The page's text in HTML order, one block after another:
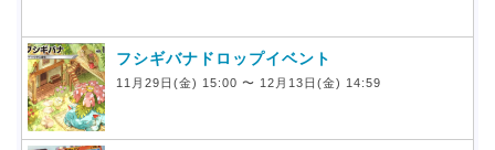
フシギバナドロップイベント
11月29日(金) 15:00 〜 12月13日(金) 14:59